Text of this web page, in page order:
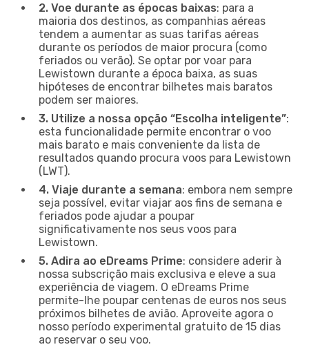
2. Voe durante as épocas baixas: para a
maioria dos destinos, as companhias aéreas
tendem a aumentar as suas tarifas aéreas
durante os períodos de maior procura (como
feriados ou verão). Se optar por voar para
Lewistown durante a época baixa, as suas
hipóteses de encontrar bilhetes mais baratos
podem ser maiores.
3. Utilize a nossa opção “Escolha inteligente”:
esta funcionalidade permite encontrar o voo
mais barato e mais conveniente da lista de
resultados quando procura voos para Lewistown
(LWT).
4. Viaje durante a semana: embora nem sempre
seja possível, evitar viajar aos fins de semana e
feriados pode ajudar a poupar
significativamente nos seus voos para
Lewistown.
5. Adira ao eDreams Prime: considere aderir à
nossa subscrição mais exclusiva e eleve a sua
experiência de viagem. O eDreams Prime
permite-lhe poupar centenas de euros nos seus
próximos bilhetes de avião. Aproveite agora o
nosso período experimental gratuito de 15 dias
ao reservar o seu voo.